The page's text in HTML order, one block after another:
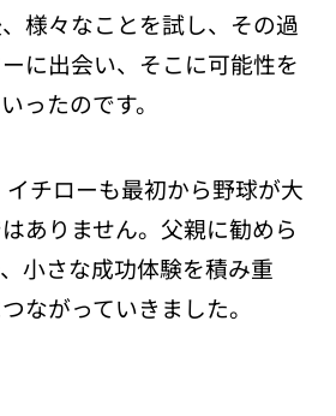
様々なことを試し、その過
に出会い、そこに可能性を
ったのです。
チローも最初から野球が大
ありません。父親に勧めら
小さな成功体験を積み重
ながっていきました。